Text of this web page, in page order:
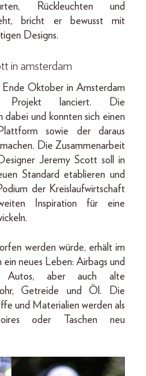
Rückleuchten und
bricht er bewusst mit
Designs.
in amsterdam
Oktober in Amsterdam
lanciert. Die
dabei und konnten sich einen
sowie der daraus
Die Zusammenarbeit
Jeremy Scott soll in
Standard etablieren und
der Kreislaufwirtschaft
Inspiration für eine
werden würde, erhält im
neues Leben: Airbags und
Autos, aber auch alte
Getreide und Öl. Die
und Materialien werden als
oder Taschen neu